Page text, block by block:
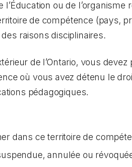
ou de
de compétence (pays,
raisons disciplinaires.
de l’Ontario, vous
où vous avez détenu le
pédagogiques.
dans ce territoire de
annulée ou